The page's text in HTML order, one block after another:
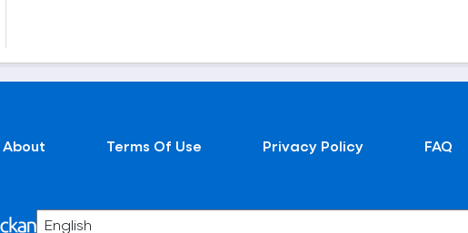
About Terms Of Use Privacy Policy FAQ